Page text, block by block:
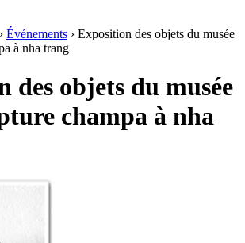
› Événements › Exposition des objets du musée
à nha trang
des objets du musée
champa à nha